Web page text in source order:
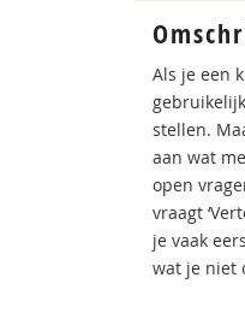
Als je een
stellen.
aan wat
open
vraagt
je vaak
wat je niet